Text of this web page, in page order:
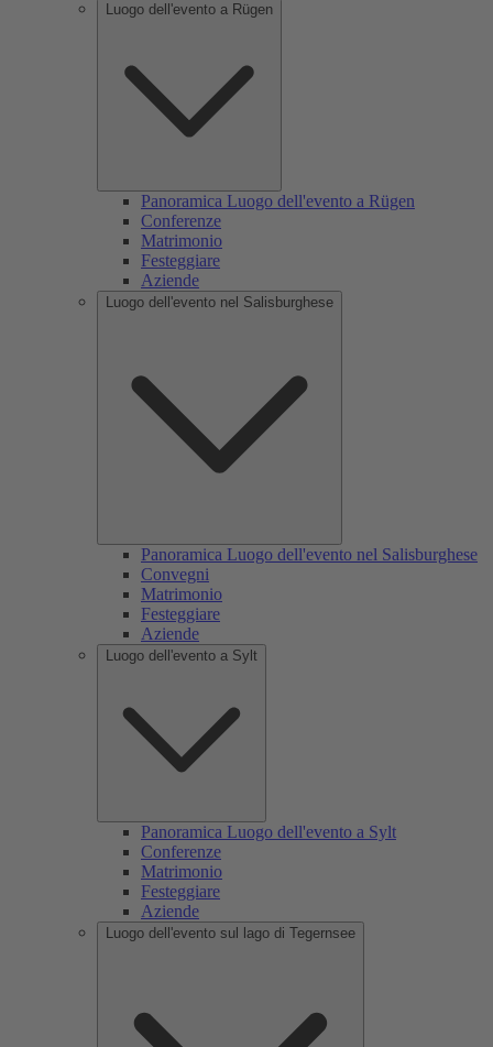
Luogo dell'evento a Rügen
Panoramica Luogo dell'evento a Rügen
Conferenze
Matrimonio
Festeggiare
Aziende
Luogo dell'evento nel Salisburghese
Panoramica Luogo dell'evento nel Salisburghese
Convegni
Matrimonio
Festeggiare
Aziende
Luogo dell'evento a Sylt
Panoramica Luogo dell'evento a Sylt
Conferenze
Matrimonio
Festeggiare
Aziende
Luogo dell'evento sul lago di Tegernsee